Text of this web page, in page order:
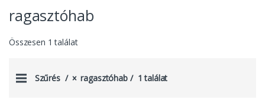
ragasztóhab
Összesen 1 találat
Szűrés ragasztóhab 1 találat